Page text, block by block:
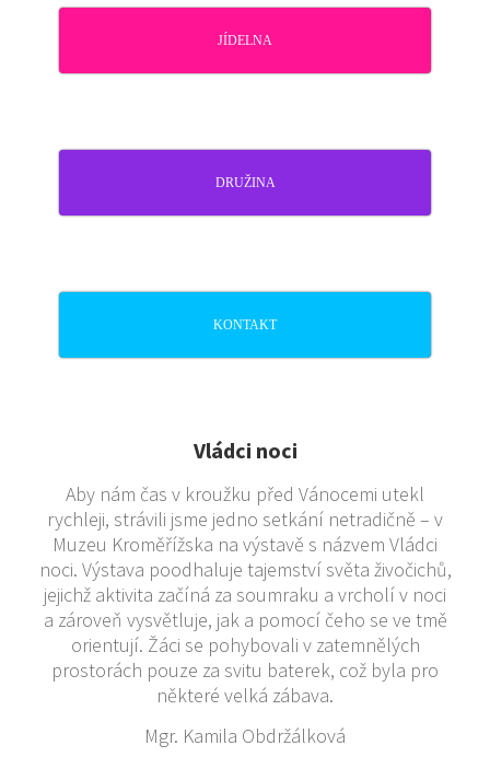
JÍDELNA
DRUŽINA
KONTAKT
Vládci noci
Aby nám čas v kroužku před Vánocemi utekl
rychleji, strávili jsme jedno setkání netradičně – v
Muzeu Kroměřížska na výstavě s názvem Vládci
noci. Výstava poodhaluje tajemství světa živočichů,
jejichž aktivita začíná za soumraku a vrcholí v noci
a zároveň vysvětluje, jak a pomocí čeho se ve tmě
orientují. Žáci se pohybovali v zatemnělých
prostorách pouze za svitu baterek, což byla pro
některé velká zábava.
Mgr. Kamila Obdržálková